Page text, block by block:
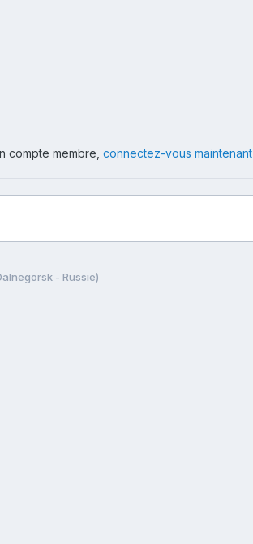
compte membre, connectez-vous maintenant
- Russie)